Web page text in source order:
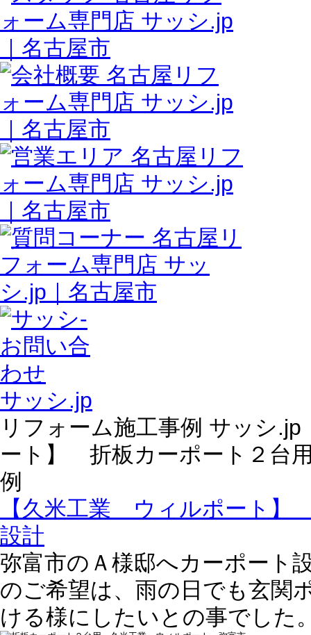
サッシ.jp
リフォーム施工事例 サッシ
ート】 折板カーポート２台
例
【久米工業 ウィルポート
設計
弥富市のＡ様邸へカーポート
のご希望は、雨の日でも玄関
ける様にしたいとの事でした